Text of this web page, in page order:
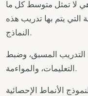
لا تمثل متوسط كل ما
التي يتم بها تدريب هذه
النماذج.
التدريب المسبق، وضبط
التعليمات، والمواءمة.
الأنماط الإحصائية